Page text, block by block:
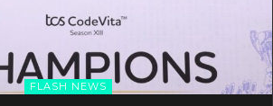
FLASH NEWS